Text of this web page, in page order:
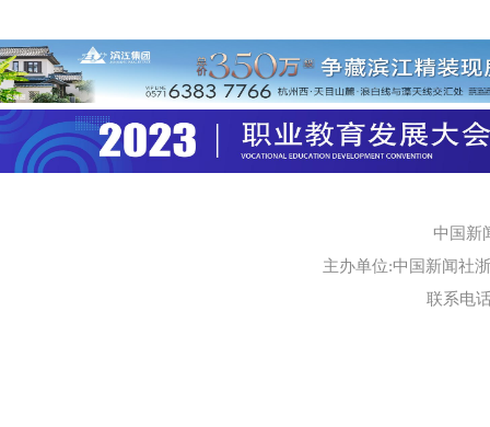
中国新
主办单位:中国新闻社
联系电